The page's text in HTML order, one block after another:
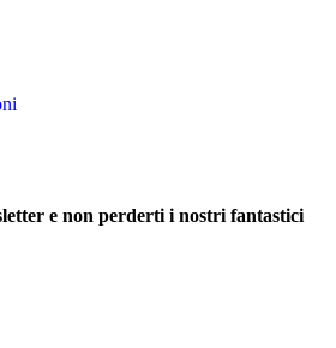
e non perderti i nostri fantastici